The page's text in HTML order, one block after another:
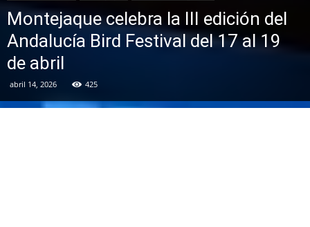
Montejaque celebra la III edición del
Andalucía Bird Festival del 17 al 19
de abril
abril 14, 2026 425